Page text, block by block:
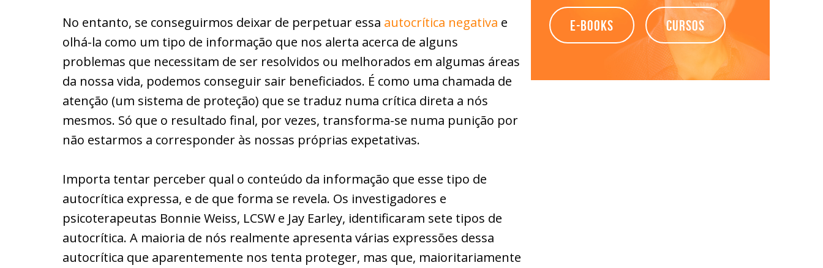
No entanto, se conseguirmos deixar de perpetuar essa autocrítica negativa e
olhá-la como um tipo de informação que nos alerta acerca de alguns
problemas que necessitam de ser resolvidos ou melhorados em algumas áreas
da nossa vida, podemos conseguir sair beneficiados. É como uma chamada de
atenção (um sistema de proteção) que se traduz numa crítica direta a nós
mesmos. Só que o resultado final, por vezes, transforma-se numa punição por
não estarmos a corresponder às nossas próprias expetativas.
Importa tentar perceber qual o conteúdo da informação que esse tipo de
autocrítica expressa, e de que forma se revela. Os investigadores e
psicoterapeutas Bonnie Weiss, LCSW e Jay Earley, identificaram sete tipos de
autocrítica. A maioria de nós realmente apresenta várias expressões dessa
autocrítica que aparentemente nos tenta proteger, mas que, maioritariamente
e-books Cursos